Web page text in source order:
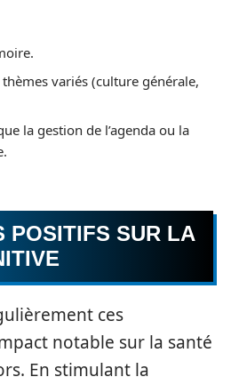
variés (culture générale,
la gestion de l’agenda ou la
POSITIFS SUR LA
ces
notable sur la santé
En stimulant la